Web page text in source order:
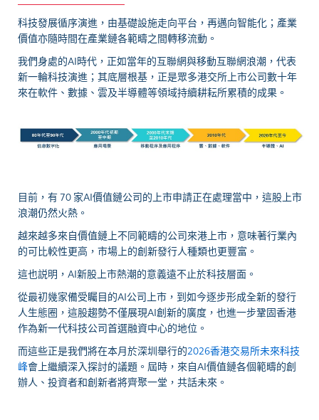
科技發展循序演進，由基礎設施走向平台，再邁向智能化；產業
價值亦隨時間在產業鏈各範疇之間轉移流動。
我們身處的AI時代，正如當年的互聯網與移動互聯網浪潮，代表
新一輪科技演進；其底層根基，正是眾多港交所上市公司數十年
來在軟件、數據、雲及半導體等領域持續耕耘所累積的成果。
目前，有 70 家AI價值鏈公司的上市申請正在處理當中，這股上市
浪潮仍然火熱。
越來越多來自價值鏈上不同範疇的公司來港上市，意味著行業內
的可比較性更高，市場上的創新發行人種類也更豐富。
這也説明，AI新股上市熱潮的意義遠不止於科技層面。
從最初幾家備受矚目的AI公司上市，到如今逐步形成全新的發行
人生態圈，這股趨勢不僅展現AI創新的廣度，也進一步鞏固香港
作為新一代科技公司首選融資中心的地位。
而這些正是我們將在本月於深圳舉行的2026香港交易所未來科技
峰會上繼續深入探討的議題。屆時，來自AI價值鏈各個範疇的創
辦人、投資者和創新者將齊聚一堂，共話未來。